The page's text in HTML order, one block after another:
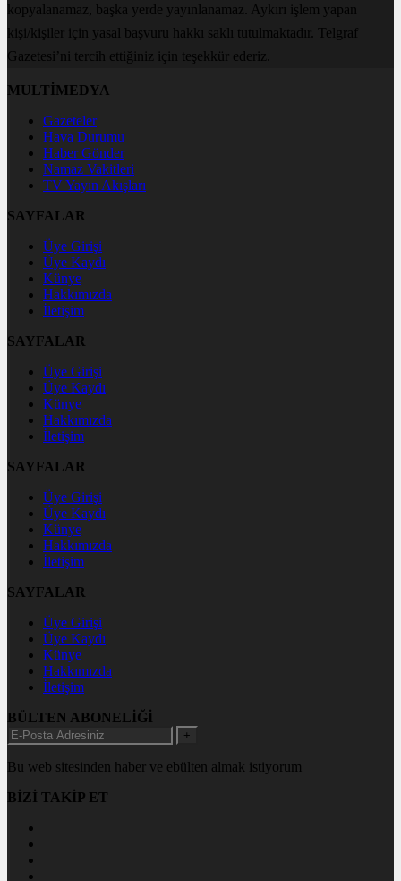
kopyalanamaz, başka yerde yayınlanamaz. Aykırı işlem yapan
kişi/kişiler için yasal başvuru hakkı saklı tutulmaktadır. Telgraf
Gazetesi’ni tercih ettiğiniz için teşekkür ederiz.
MULTİMEDYA
Gazeteler
Hava Durumu
Haber Gönder
Namaz Vakitleri
TV Yayın Akışları
SAYFALAR
Üye Girişi
Üye Kaydı
Künye
Hakkımızda
İletişim
SAYFALAR
Üye Girişi
Üye Kaydı
Künye
Hakkımızda
İletişim
SAYFALAR
Üye Girişi
Üye Kaydı
Künye
Hakkımızda
İletişim
SAYFALAR
Üye Girişi
Üye Kaydı
Künye
Hakkımızda
İletişim
BÜLTEN ABONELİĞİ
+
Bu web sitesinden haber ve ebülten almak istiyorum
BİZİ TAKİP ET